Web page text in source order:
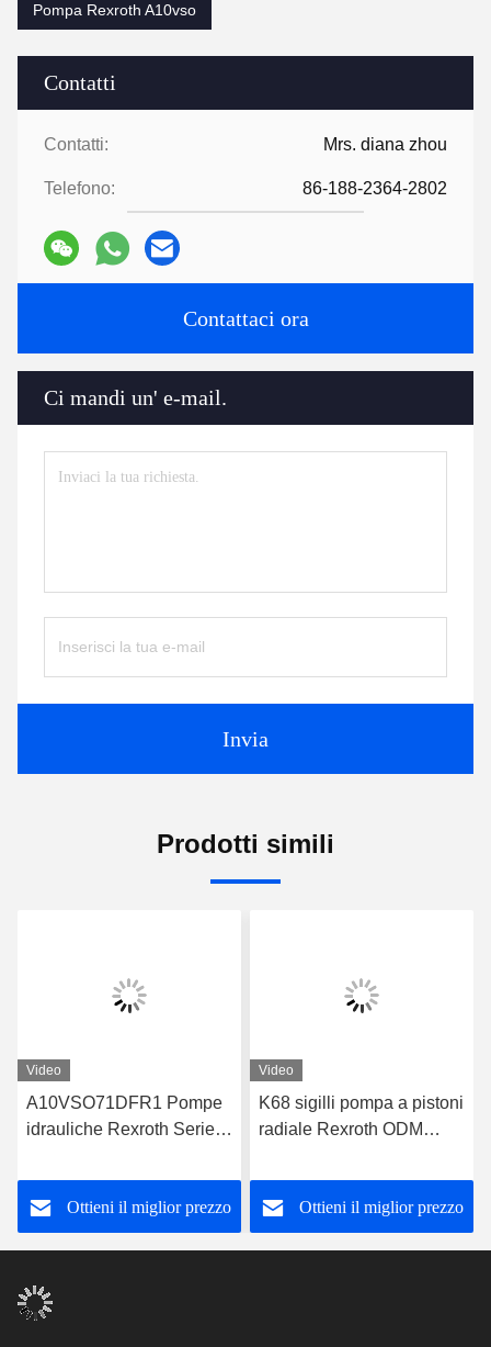
Contatti
Contatti: Mrs. diana zhou
Telefono: 86-188-2364-2802
Contattaci ora
Ci mandi un' e-mail.
Invia
Pompa Rexroth A10vso
Prodotti simili
Video
A10VSO71DFR1 Pompe
idrauliche Rexroth Serie
Rexroth
Ottieni il miglior prezzo
Video
K68 sigilli pompa a pistoni
radiale Rexroth ODM
VPA42K01
Ottieni il miglior prezzo